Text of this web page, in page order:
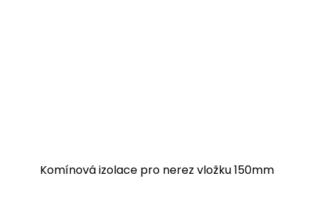
Komínová izolace pro nerez vložku 150mm